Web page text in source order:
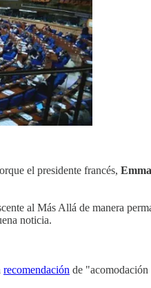
el presidente francés,
al Más Allá de manera
noticia.
recomendación de "acomodación